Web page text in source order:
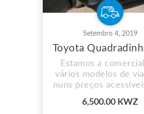
Setembro 4, 2019
Estamos a
vários modelos de
nuns preços
aceitamos6,500.00 KWZ